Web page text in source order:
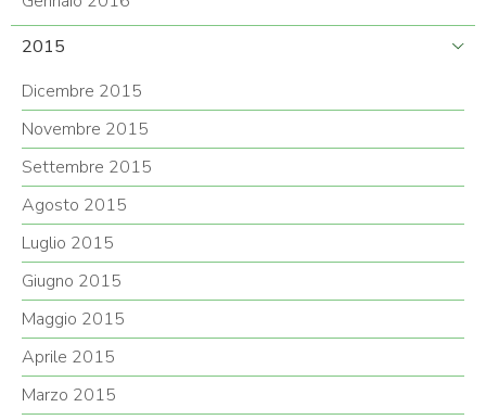
2015
Dicembre 2015
Novembre 2015
Settembre 2015
Agosto 2015
Luglio 2015
Giugno 2015
Maggio 2015
Aprile 2015
Marzo 2015